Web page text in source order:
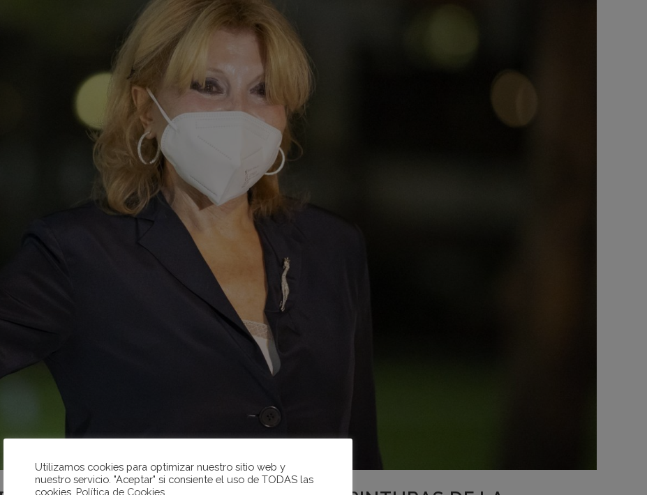
Utilizamos cookies para optimizar nuestro sitio web y
nuestro servicio. "Aceptar" si consiente el uso de TODAS las
cookies. Política de Cookies